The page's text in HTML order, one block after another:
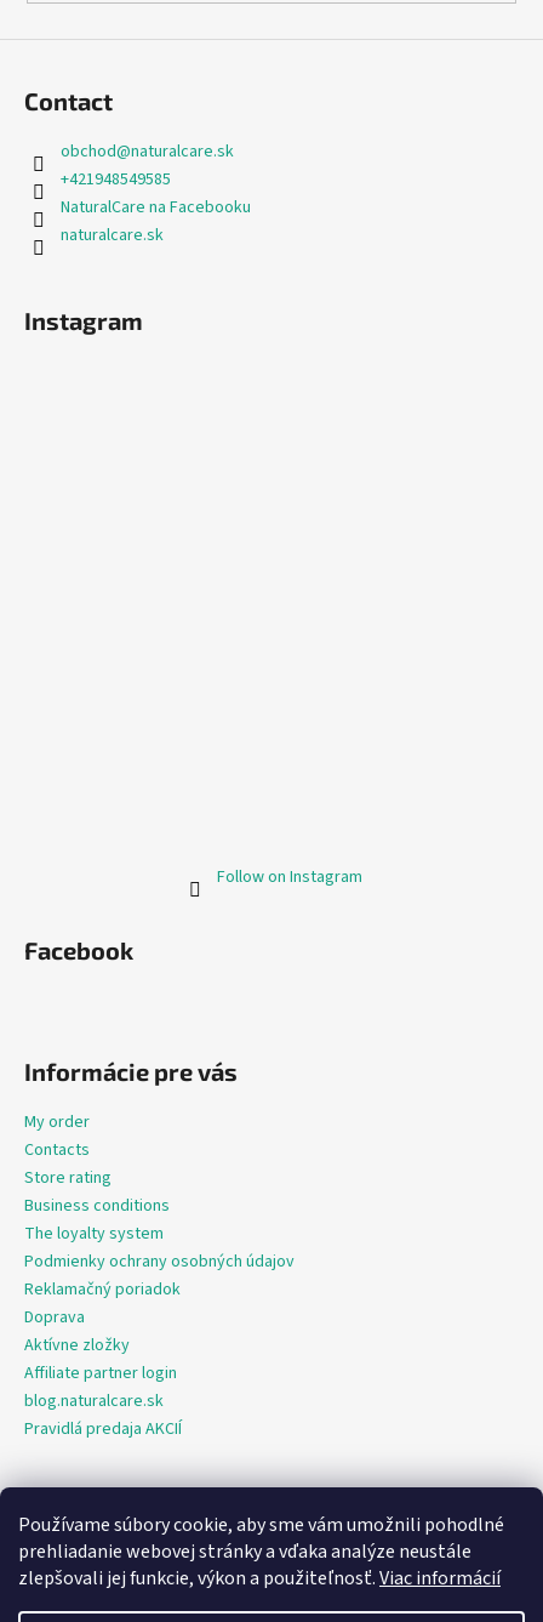
Používame súbory cookie, aby sme vám umožnili pohodlné
prehliadanie webovej stránky a vďaka analýze neustále
zlepšovali jej funkcie, výkon a použiteľnosť.Viac informácií
Contact
obchod@naturalcare.sk
+421948549585
NaturalCare na Facebooku
naturalcare.sk
Instagram
Follow on Instagram
Facebook
Informácie pre vás
My order
Contacts
Store rating
Business conditions
The loyalty system
Podmienky ochrany osobných údajov
Reklamačný poriadok
Doprava
Aktívne zložky
Affiliate partner login
blog.naturalcare.sk
Pravidlá predaja AKCIÍ
O marketing sa nám stará digitálna agentúra Consultee
Created by Shoptet